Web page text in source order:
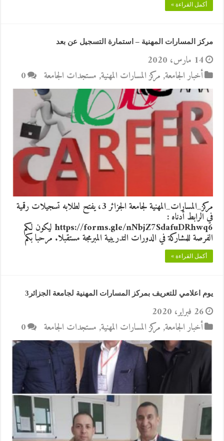
أكمل القراءة »
مركز المسارات المهنية – استمارة التسجيل عن بعد
14 مارس، 2020
أخبار الجامعة, مركز المسارات المهنية, مستجدات الجامعة 0
مركز_المسارات_المهنية لجامعة الجزائر 3، يفتح لطلابه تسجيلات رقمية
في الرابط أدناه :
https://forms.gle/nNbjZ7SdafuDRhwq6 ليكون لكم
الفرصة للمشاركة في الدورات التدريبية المبرمجة مستقبلا. مرحبا بكم
أكمل القراءة »
يوم اعلامي للتعريف بمركز المسارات المهنية لجامعة الجزائر3
26 فبراير، 2020
أخبار الجامعة, مركز المسارات المهنية, مستجدات الجامعة 0